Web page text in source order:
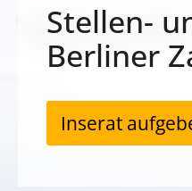
Stellen-
Berliner
Inserat